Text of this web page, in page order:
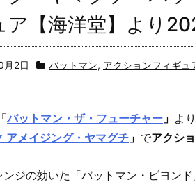
ア【海洋堂】より
月2日 バットマン, アクションフィギュ
「バットマン・ザ・フューチャー 」 より
アメイジング・ヤマグチ 」 でアクシ
ジの効いた「バットマン・ビヨン